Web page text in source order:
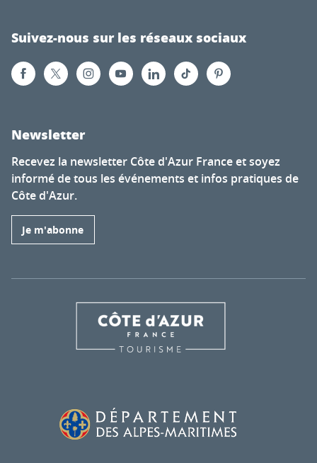
Suivez-nous sur les réseaux sociaux
Newsletter
Recevez la newsletter Côte d'Azur France et soyez
informé de tous les événements et infos pratiques de
Côte d'Azur.
Je m'abonne